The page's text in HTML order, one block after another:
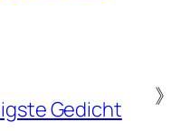
Gedicht
》